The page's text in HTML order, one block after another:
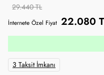
29.440 TL
İnternete Özel Fiyat 22.080
3 Taksit İmkanı